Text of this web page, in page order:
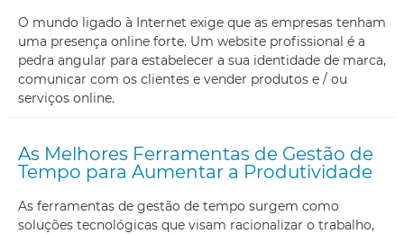
O mundo ligado à Internet exige que as empresas tenham
uma presença online forte. Um website profissional é a
pedra angular para estabelecer a sua identidade de marca,
comunicar com os clientes e vender produtos e / ou
serviços online.
As Melhores Ferramentas de Gestão de
Tempo para Aumentar a Produtividade
As ferramentas de gestão de tempo surgem como
soluções tecnológicas que visam racionalizar o trabalho,